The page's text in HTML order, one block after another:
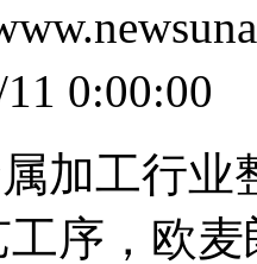
0:00:00
工行业
序，欧